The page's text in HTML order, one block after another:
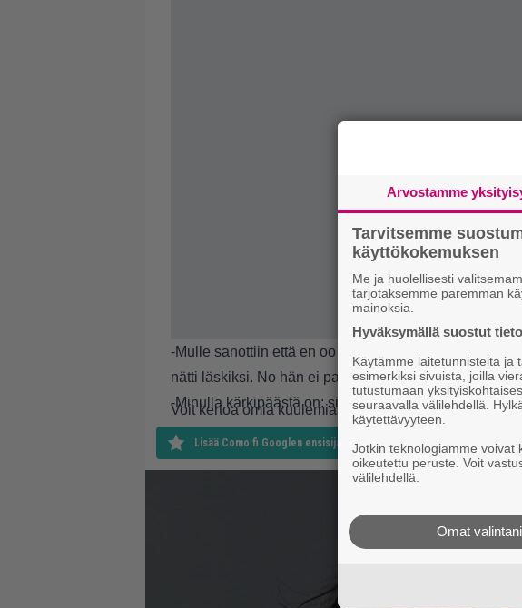
-Mulle sanottiin että en oo koskaan pannu läskiä
nätti läskiksi. No hän ei pannu, ainakaan tätä läskiä…
-Minulla kärkipäästä on: sinulla on penisystävälliset
Voit kertoa omia kuulemiasi pokamokia Facebook-
Lisää Como.fi Googlen ensisijaiseksi lähteeksi
Arvostamme
Tarvitsemme
käyttökokemuksen
Me ja huolellisesti
tarjotaksemme paremman
mainoksia.
Hyväksymällä suostut
Käytämme laitetunnisteita ja
esimerkiksi sivuista, joilla
tutustumaan
seuraavalla välilehdellä.
käytettävyyteen.
Jotkin teknologiamme voivat
oikeutettu peruste. Voit
välilehdellä.
Omat valintani